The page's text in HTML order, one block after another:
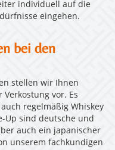
individuell auf die
eingehen.
bei den
stellen wir Ihnen
vor. Es
regelmäßig Whiskey
Up sind deutsche und
auch ein japanischer
unserem fachkundigen